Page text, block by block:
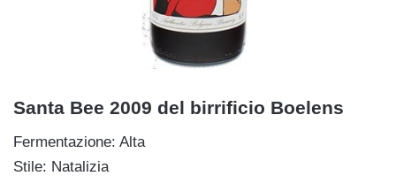
Santa Bee 2009 del birrificio Boelens
Fermentazione: Alta
Stile: Natalizia